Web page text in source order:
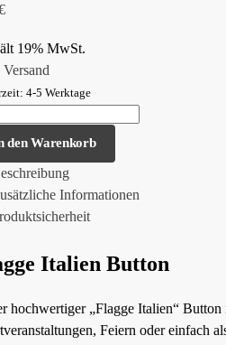
19% MwSt.
Versand
4-5 Werktage
den Warenkorb
Informationen
Italien Button
hochwertiger „Flagge Italien“
Feiern oder einfach